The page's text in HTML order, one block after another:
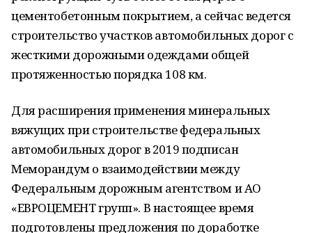
цементобетонным покрытием, а сейчас ведется
строительство участков автомобильных дорог с
жесткими дорожными одеждами общей
протяженностью порядка 108 км.
Для расширения применения минеральных
вяжущих при строительстве федеральных
автомобильных дорог в 2019 подписан
Меморандум о взаимодействии между
Федеральным дорожным агентством и АО
«ЕВРОЦЕМЕНТ групп». В настоящее время
подготовлены предложения по доработке